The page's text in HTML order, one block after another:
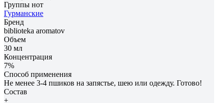
Группы нот
Гурманские
Бренд
biblioteka aromatov
Объем
30 мл
Концентрация
7%
Способ применения
Не менее 3-4 пшиков на запястье, шею или одежду. Готово!
Состав
+